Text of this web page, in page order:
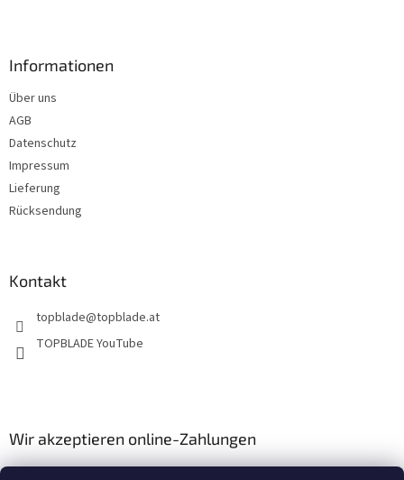
Informationen
Über uns
AGB
Datenschutz
Impressum
Lieferung
Rücksendung
Kontakt
topblade@topblade.at
TOPBLADE YouTube
Wir akzeptieren online-Zahlungen